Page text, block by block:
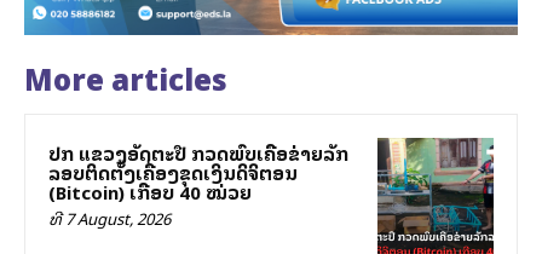
More articles
ປກສ ແຂວງອັດຕະປື ກວດພົບເຄືອຂ່າຍລັກ
ລອບຕິດຕັ້ງເຄື່ອງຂຸດເງິນດິຈິຕອນ
(Bitcoin) ເກືອບ 40 ໝ່ວຍ
ທີ 7 August, 2026